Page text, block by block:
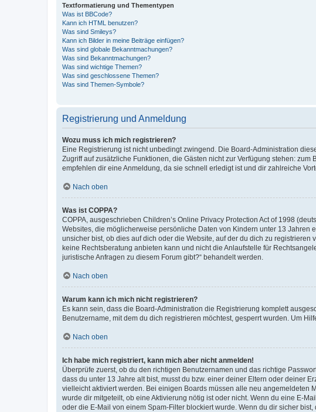
Textformatierung und Thementypen
Was ist BBCode?
Kann ich HTML benutzen?
Was sind Smileys?
Kann ich Bilder in meine Beiträge einfügen?
Was sind globale Bekanntmachungen?
Was sind Bekanntmachungen?
Was sind wichtige Themen?
Was sind geschlossene Themen?
Was sind Themen-Symbole?
Registrierung und Anmeldung
Wozu muss ich mich registrieren?
Eine Registrierung ist nicht unbedingt zwingend. Die Board-Administration
Zugriff auf zusätzliche Funktionen, die Gästen nicht zur Verfügung stehen:
empfehlen dir eine Anmeldung, da sie schnell erledigt ist und dir zahlreiche
Nach oben
Was ist COPPA?
COPPA, ausgeschrieben Children’s Online Privacy Protection Act of 1998
Websites, die möglicherweise persönliche Daten von Kindern unter 13
unsicher bist, ob dies auf dich oder die Website, auf der du dich zu
keine Rechtsberatung anbieten kann und nicht die Anlaufstelle für
juristische Anfragen zu diesem Forum gibt?“ behandelt werden.
Nach oben
Warum kann ich mich nicht registrieren?
Es kann sein, dass die Board-Administration die Registrierung komplett
Benutzername, mit dem du dich registrieren möchtest, gesperrt wurden. Um
Nach oben
Ich habe mich registriert, kann mich aber nicht anmelden!
Überprüfe zuerst, ob du den richtigen Benutzernamen und das richtige
dass du unter 13 Jahre alt bist, musst du bzw. einer deiner Eltern oder deiner
vielleicht aktiviert werden. Bei einigen Boards müssen alle neu angemeldeten
wurde dir mitgeteilt, ob eine Aktivierung nötig ist oder nicht. Wenn du eine E-
oder die E-Mail von einem Spam-Filter blockiert wurde. Wenn du dir sicher